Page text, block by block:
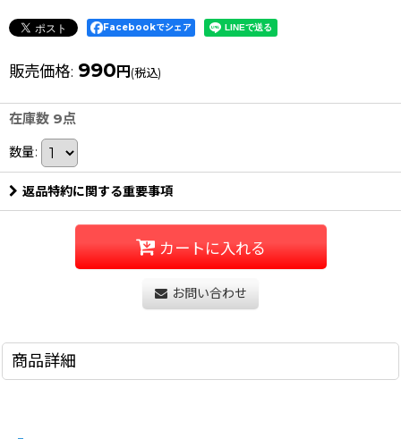
Facebookでシェア
販売価格: 990 円 (税込)
在庫数 9点
数量:
返品特約に関する重要事項
カートに入れる
お問い合わせ
商品詳細